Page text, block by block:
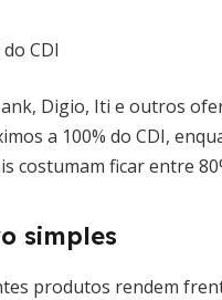
do CDI
Digio, Iti e outros
a 100% do CDI,
costumam ficar entre
simples
produtos rendem